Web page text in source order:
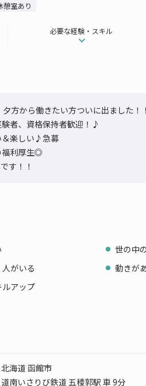
憩室あり
必要な経験・スキル
方から働きたい方ついに出ました！！
者、資格保持者歓迎！♪
＆楽しい♪急募
福利厚生◎
す！！
世の中
がいる
動きが
アップ
北海道 函館市
道南いさりび鉄道 五稜郭駅 車 9分